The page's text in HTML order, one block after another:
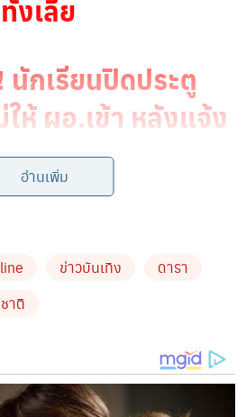
งเลีย
นักเรียนปิดประตู
ให้ ผอ.เข้า หลังแจ้ง
โพสต์ภาพอาหาร
มื่อถึงวันเด็กแห่งชาติ ที่เหล่าดารา
ความน่ารัก สดใส หน้าตาดีตั้งแต่ยัง
ความปัง
อ่านเพิ่ม
ข่าวบันเทิง
ดารา
าติ